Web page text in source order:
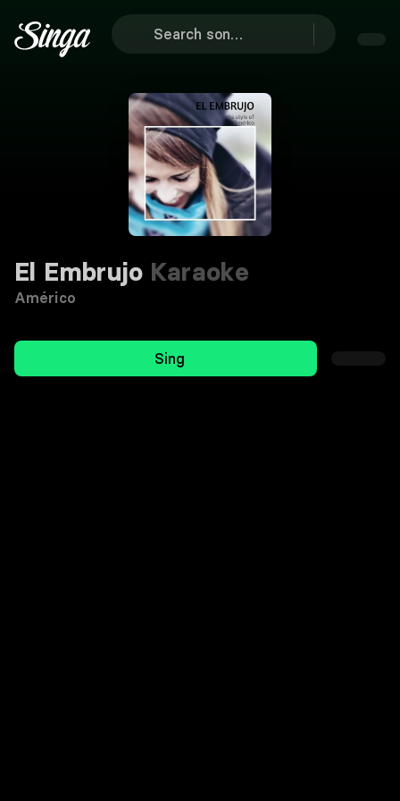
El Embrujo Karaoke
Américo
Sing